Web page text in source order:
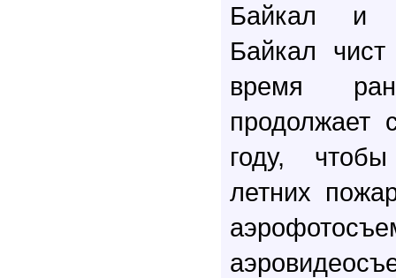
Байкал и
Байкал
время
продолжает
году,
летних